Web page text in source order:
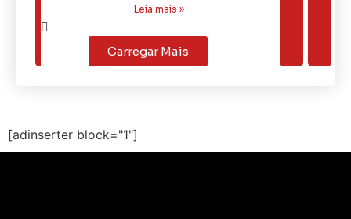
Leia mais »
Carregar Mais
[adinserter block="1"]